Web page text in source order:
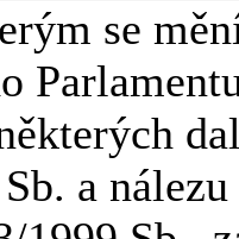
se
a